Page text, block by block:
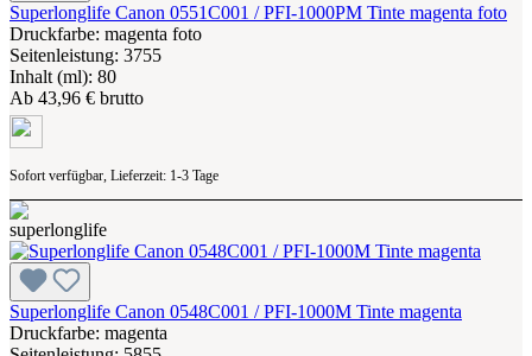
Superlonglife Canon 0551C001 / PFI-1000PM Tinte magenta foto
Druckfarbe: magenta foto
Seitenleistung: 3755
Inhalt (ml): 80
Ab 43,96 € brutto
Sofort verfügbar, Lieferzeit: 1-3 Tage
Superlonglife Canon 0548C001 / PFI-1000M Tinte magenta
Druckfarbe: magenta